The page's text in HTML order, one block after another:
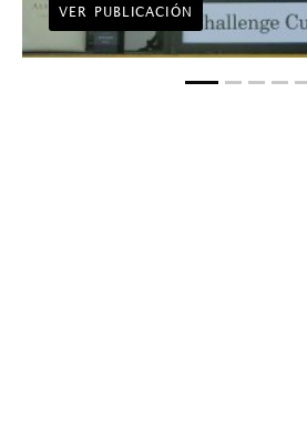
VER PUBLICACIÓN